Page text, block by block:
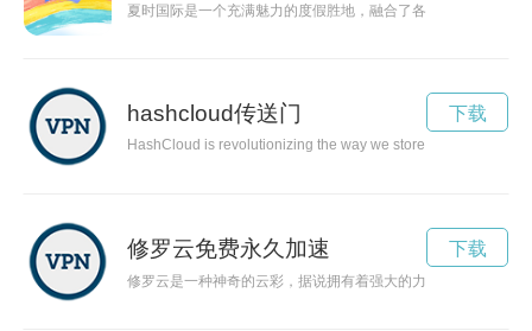
夏时国际是一个充满魅力的度假胜地，融合了各种文化元素，
hashcloud传送门
HashCloud is revolutionizing the way we store, access, and
下载
修罗云免费永久加速
修罗云是一种神奇的云彩，据说拥有着强大的力量，能够改变一
下载